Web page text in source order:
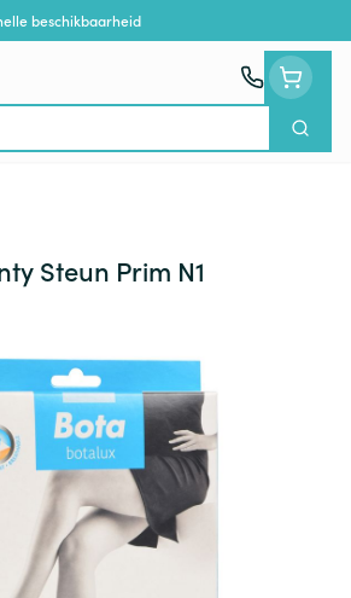
beschikbaarheid
Zoek
Steun Prim N1